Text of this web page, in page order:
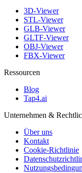
3D-Viewer
STL-Viewer
GLB-Viewer
GLTF-Viewer
OBJ-Viewer
FBX-Viewer
Ressourcen
Blog
Tap4.ai
Unternehmen &
Über uns
Kontakt
Cookie-Richtlinie